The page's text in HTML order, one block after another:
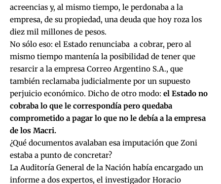
acreencias y, al mismo tiempo, le perdonaba a la
empresa, de su propiedad, una deuda que hoy roza los
diez mil millones de pesos.
No sólo eso: el Estado renunciaba a cobrar, pero al
mismo tiempo mantenía la posibilidad de tener que
resarcir a la empresa Correo Argentino S.A., que
también reclamaba judicialmente por un supuesto
perjuicio económico. Dicho de otro modo: el Estado no
cobraba lo que le correspondía pero quedaba
comprometido a pagar lo que no le debía a la empresa
de los Macri.
¿Qué documentos avalaban esa imputación que Zoni
estaba a punto de concretar?
La Auditoría General de la Nación había encargado un
informe a dos expertos, el investigador Horacio